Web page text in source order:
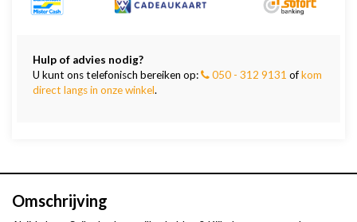
Hulp of advies nodig?
U kunt ons telefonisch bereiken op:
050 - 312 9131 ofkom
direct langs in onze winkel.
Omschrijving